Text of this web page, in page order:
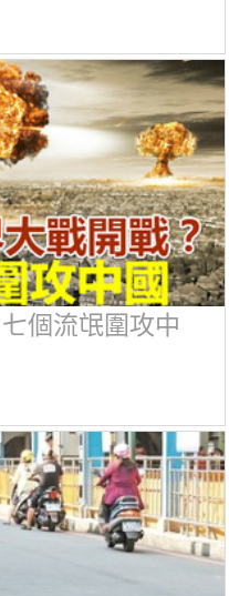
個流氓圍攻中